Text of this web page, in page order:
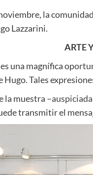
la
go Lazzarini.
ARTE
una magnífica op
Hugo. Tales
la muestra –
transmitir el